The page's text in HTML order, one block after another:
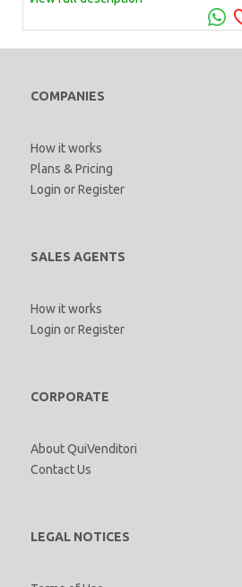
COMPANIES
How it works
Plans & Pricing
Login orRegister
SALES AGENTS
How it works
Login orRegister
CORPORATE
About QuiVenditori
Contact Us
LEGAL NOTICES